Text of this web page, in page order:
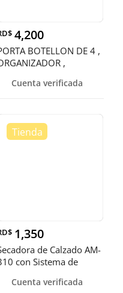
4,200
BOTELLON DE 4 ,
,
Cuenta verificada
1,350
de Calzado AM-
con Sistema de
Cuenta verificada